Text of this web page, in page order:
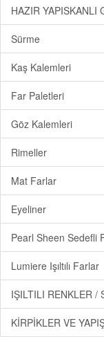
HAZIR YAPISKANLI
Sürme
Kaş Kalemleri
Far Paletleri
Göz Kalemleri
Rimeller
Mat Farlar
Eyeliner
Pearl Sheen Sedefli
Lumiere Işıltılı Farlar
IŞILTILI RENKLER /
KİRPİKLER VE